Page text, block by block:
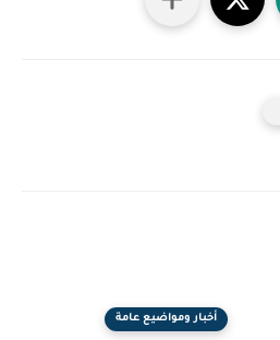
أخبار ومواضيع عامة